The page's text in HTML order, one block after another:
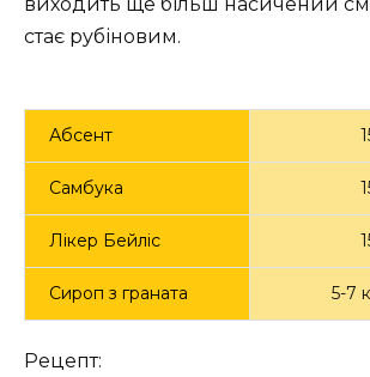
стає рубіновим.
Абсент
Самбука
Лікер Бейліс
Сироп з граната 5-7
Рецепт: